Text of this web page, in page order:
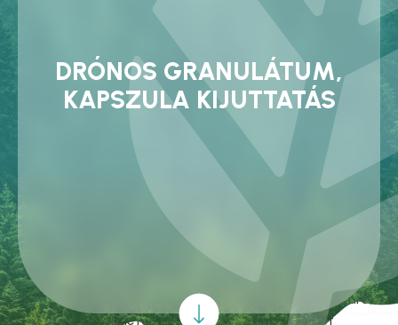
DRÓNOS GRANULÁTUM,
KAPSZULA KIJUTTATÁS
PRECÍZIÓS MEGOLDÁS AZ EGÉSZSÉGES
ERDŐKÉRT
A drónos granulátum- és kapszula-kijuttatás
innovatív technológiát kínál az erdészetek számára,
amely lehetővé teszi a pontos és célzott